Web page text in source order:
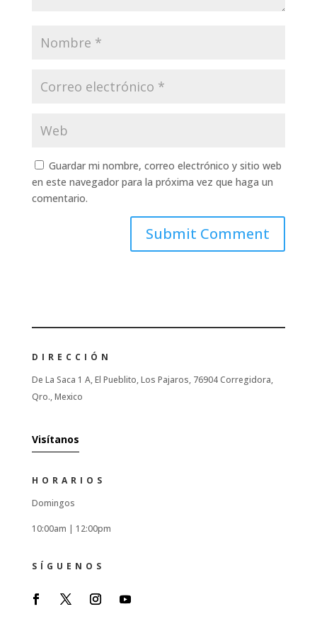
Guardar mi nombre, correo electrónico y sitio web
en este navegador para la próxima vez que haga un
comentario.
DIRECCIÓN
De La Saca 1 A, El Pueblito, Los Pajaros, 76904 Corregidora,
Qro., Mexico
Visítanos
HORARIOS
Domingos
10:00am | 12:00pm
SÍGUENOS